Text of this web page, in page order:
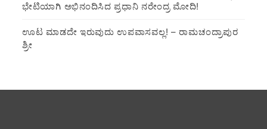
ಭೇಟಿಯಾಗಿ ಅಭಿನಂದಿಸಿದ ಪ್ರಧಾನಿ ನರೇಂದ್ರ ಮೋದಿ!
ಊಟ ಮಾಡದೇ ಇರುವುದು ಉಪವಾಸವಲ್ಲ! – ರಾಮಚಂದ್ರಾಪುರ
ಶ್ರೀ